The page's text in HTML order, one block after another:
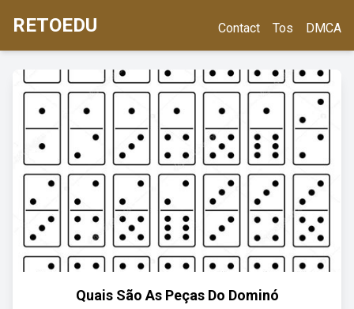
RETOEDU Contact Tos DMCA
Quais São As Peças Do Dominó